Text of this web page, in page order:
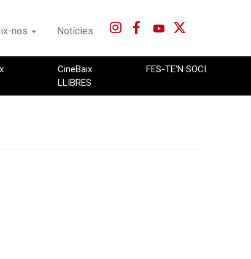
nos Notícies
CineBaix
LLIBRES
FES-TE'N SOCI